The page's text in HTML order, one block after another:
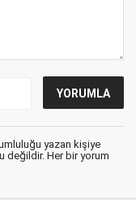
yazan kişiye
değildir. Her bir yorum